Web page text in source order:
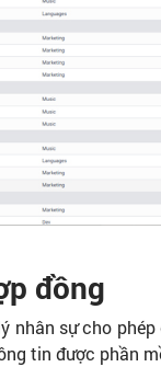
đồng
nhân sự cho
tin được phần